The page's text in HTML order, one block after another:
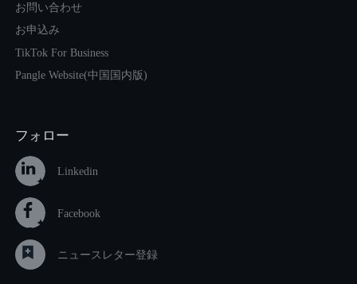
お問い合わせ
お申込み
TikTok For Business
Pangle Website(中国国内版)
フォロー
Linkedin
Facebook
ニュースレター登録